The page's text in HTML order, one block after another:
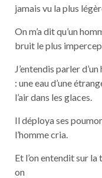
jamais vu la plus
On m’a dit qu’un
bruit le plus
J’entendis parler
: une eau d’une
l’air dans les glaces.
Il déploya ses
l’homme cria.
Et l’on entendit sur
on